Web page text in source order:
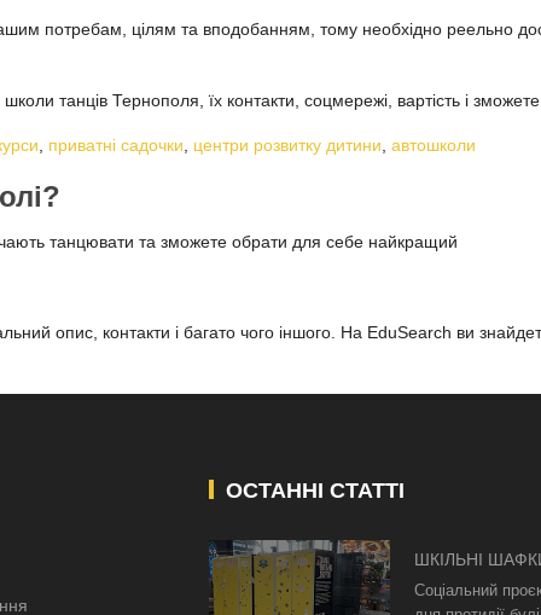
потребам, цілям та вподобанням, тому необхідно реельно
танців Тернополя, їх контакти, соцмережі, вартість і зможете
приватні садочки центри розвитку дитини автошколи
танцювати та зможете обрати для себе найкращий
опис, контакти і багато чого іншого. На EduSearch ви
ОСТАННІ СТАТТІ
ШКІЛЬНІ
КИЄВІ
Соціальний